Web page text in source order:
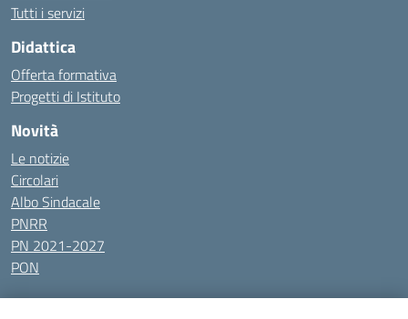
Tutti i servizi
Didattica
Offerta formativa
Progetti di Istituto
Novità
Le notizie
Circolari
Albo Sindacale
PNRR
PN 2021-2027
PON
Tutti gli argomenti